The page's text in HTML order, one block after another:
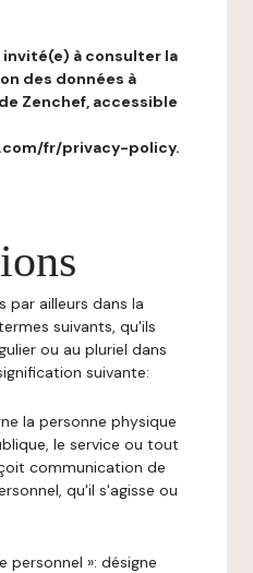
à consulter la
des données à
Zenchef, accessible
fr/privacy-policy.
par ailleurs dans la
suivants, qu'ils
ou au pluriel dans
suivante:
la personne physique
le service ou tout
communication de
qu'il s'agisse ou
personnel »: désigne